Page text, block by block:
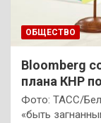
ОБЩЕСТВО
Bloomberg
плана КНР
Фото: ТАСС/
«быть